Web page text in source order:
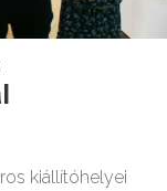
kiállítóhelyei